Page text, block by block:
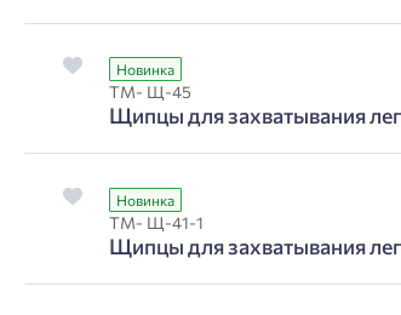
Новинка
ТМ- Щ-45
Щипцы для захватывания
Новинка
ТМ- Щ-41-1
Щипцы для захватывания